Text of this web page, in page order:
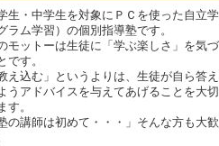
生・中学生を対象にＰＣを使った自立
ラム学習）の個別指導塾です。
モットーは生徒に「学ぶ楽しさ」を気
です。
教え込む」というよりは、生徒が自ら答
うアドバイスを与えてあげることを大
す。
塾の講師は初めて・・・」そんな方も大